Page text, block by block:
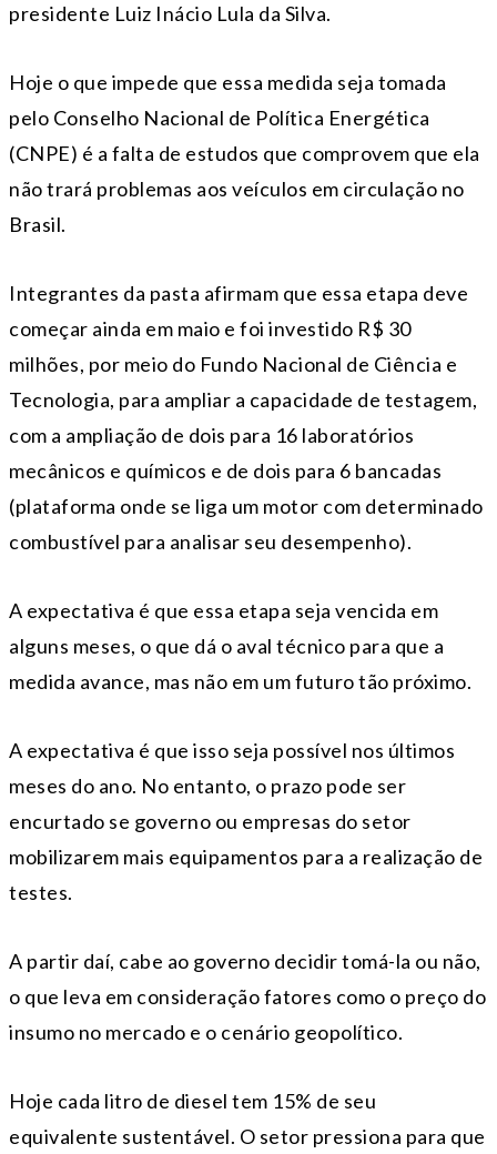
presidente Luiz Inácio Lula da Silva.
Hoje o que impede que essa medida seja tomada
pelo Conselho Nacional de Política Energética
(CNPE) é a falta de estudos que comprovem que ela
não trará problemas aos veículos em circulação no
Brasil.
Integrantes da pasta afirmam que essa etapa deve
começar ainda em maio e foi investido R$ 30
milhões, por meio do Fundo Nacional de Ciência e
Tecnologia, para ampliar a capacidade de testagem,
com a ampliação de dois para 16 laboratórios
mecânicos e químicos e de dois para 6 bancadas
(plataforma onde se liga um motor com determinado
combustível para analisar seu desempenho).
A expectativa é que essa etapa seja vencida em
alguns meses, o que dá o aval técnico para que a
medida avance, mas não em um futuro tão próximo.
A expectativa é que isso seja possível nos últimos
meses do ano. No entanto, o prazo pode ser
encurtado se governo ou empresas do setor
mobilizarem mais equipamentos para a realização de
testes.
A partir daí, cabe ao governo decidir tomá-la ou não,
o que leva em consideração fatores como o preço do
insumo no mercado e o cenário geopolítico.
Hoje cada litro de diesel tem 15% de seu
equivalente sustentável. O setor pressiona para que